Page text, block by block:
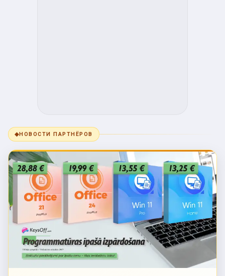
◆НОВОСТИ ПАРТНЁРОВ